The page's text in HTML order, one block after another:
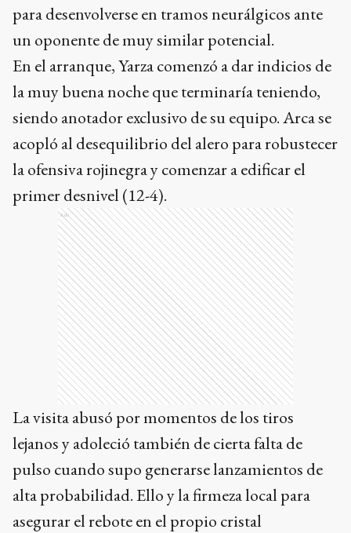
para desenvolverse en tramos neurálgicos ante
un oponente de muy similar potencial.
En el arranque, Yarza comenzó a dar indicios de
la muy buena noche que terminaría teniendo,
siendo anotador exclusivo de su equipo. Arca se
acopló al desequilibrio del alero para robustecer
la ofensiva rojinegra y comenzar a edificar el
primer desnivel (12-4).
Ads
La visita abusó por momentos de los tiros
lejanos y adoleció también de cierta falta de
pulso cuando supo generarse lanzamientos de
alta probabilidad. Ello y la firmeza local para
asegurar el rebote en el propio cristal